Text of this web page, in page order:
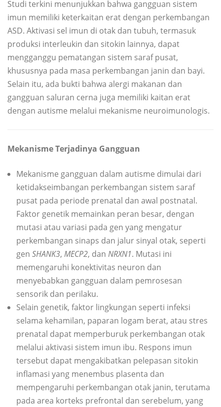
Studi terkini menunjukkan bahwa gangguan sistem
imun memiliki keterkaitan erat dengan perkembangan
ASD. Aktivasi sel imun di otak dan tubuh, termasuk
produksi interleukin dan sitokin lainnya, dapat
mengganggu pematangan sistem saraf pusat,
khususnya pada masa perkembangan janin dan bayi.
Selain itu, ada bukti bahwa alergi makanan dan
gangguan saluran cerna juga memiliki kaitan erat
dengan autisme melalui mekanisme neuroimunologis.
Mekanisme Terjadinya Gangguan
Mekanisme gangguan dalam autisme dimulai dari
ketidakseimbangan perkembangan sistem saraf
pusat pada periode prenatal dan awal postnatal.
Faktor genetik memainkan peran besar, dengan
mutasi atau variasi pada gen yang mengatur
perkembangan sinaps dan jalur sinyal otak, seperti
gen SHANK3, MECP2, dan NRXN1. Mutasi ini
memengaruhi konektivitas neuron dan
menyebabkan gangguan dalam pemrosesan
sensorik dan perilaku.
Selain genetik, faktor lingkungan seperti infeksi
selama kehamilan, paparan logam berat, atau stres
prenatal dapat memperburuk perkembangan otak
melalui aktivasi sistem imun ibu. Respons imun
tersebut dapat mengakibatkan pelepasan sitokin
inflamasi yang menembus plasenta dan
mempengaruhi perkembangan otak janin, terutama
pada area korteks prefrontal dan serebelum, yang